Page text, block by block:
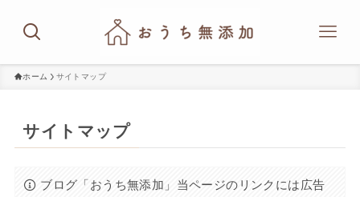
ホーム サイトマップ
サイトマップ
ブログ「おうち無添加」当ページのリンクには広告